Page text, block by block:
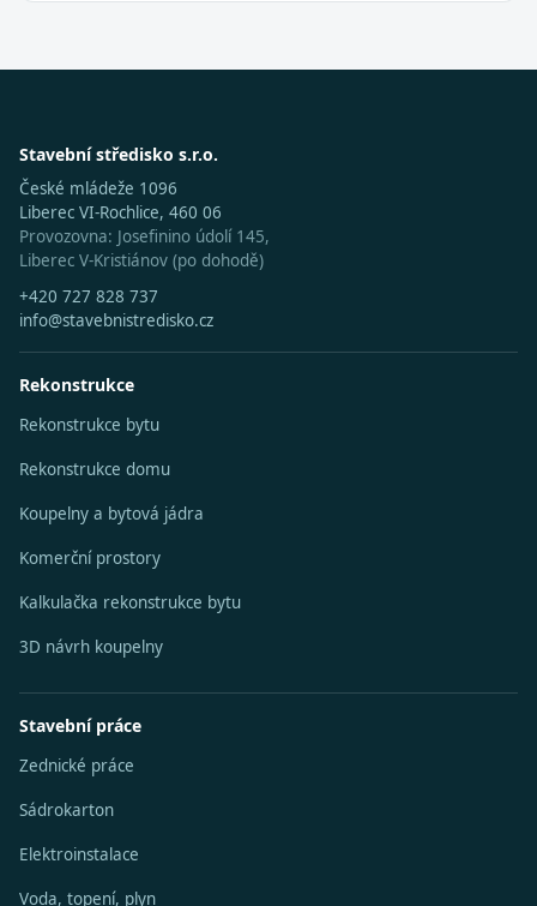
Stavební středisko s.r.o.
České mládeže 1096
Liberec VI-Rochlice, 460 06
Provozovna: Josefinino údolí 145,
Liberec V-Kristiánov (po dohodě)
+420 727 828 737
info@stavebnistredisko.cz
Rekonstrukce
Rekonstrukce bytu
Rekonstrukce domu
Koupelny a bytová jádra
Komerční prostory
Kalkulačka rekonstrukce bytu
3D návrh koupelny
Stavební práce
Zednické práce
Sádrokarton
Elektroinstalace
Voda, topení, plyn